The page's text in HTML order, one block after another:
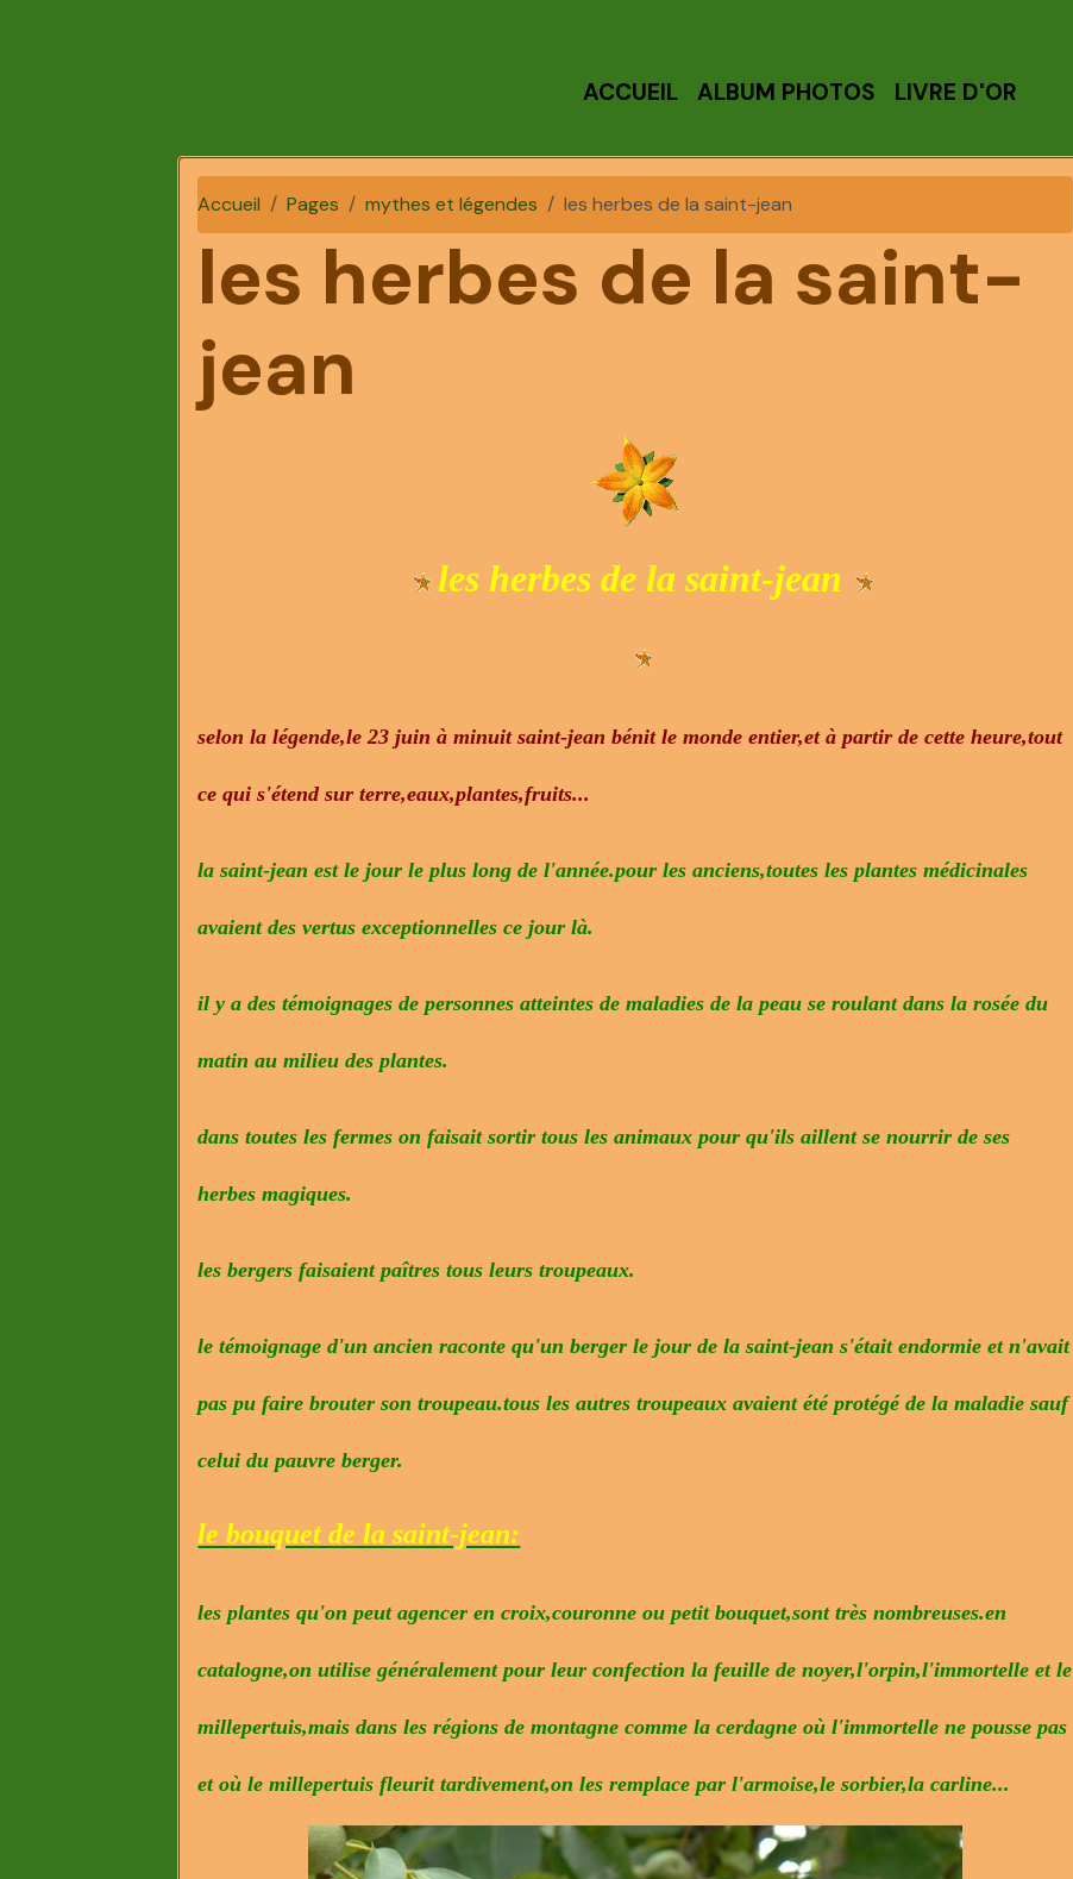
ACCUEIL ALBUM PHOTOS LIVRE D'OR
Accueil Pages mythes et légendes les herbes de la saint-jean
les herbes de la saint-
jean
les herbes de la saint-jean
selon la légende,le 23 juin à minuit saint-jean bénit le monde entier,et à partir de cette heure,tout
ce qui s'étend sur terre,eaux,plantes,fruits...
la saint-jean est le jour le plus long de l'année.pour les anciens,toutes les plantes médicinales
avaient des vertus exceptionnelles ce jour là.
il y a des témoignages de personnes atteintes de maladies de la peau se roulant dans la rosée du
matin au milieu des plantes.
dans toutes les fermes on faisait sortir tous les animaux pour qu'ils aillent se nourrir de ses
herbes magiques.
les bergers faisaient paîtres tous leurs troupeaux.
le témoignage d'un ancien raconte qu'un berger le jour de la saint-jean s'était endormie et n'avait
pas pu faire brouter son troupeau.tous les autres troupeaux avaient été protégé de la maladie sauf
celui du pauvre berger.
le bouquet de la saint-jean:
les plantes qu'on peut agencer en croix,couronne ou petit bouquet,sont très nombreuses.en
catalogne,on utilise généralement pour leur confection la feuille de noyer,l'orpin,l'immortelle et le
millepertuis,mais dans les régions de montagne comme la cerdagne où l'immortelle ne pousse pas
et où le millepertuis fleurit tardivement,on les remplace par l'armoise,le sorbier,la carline...